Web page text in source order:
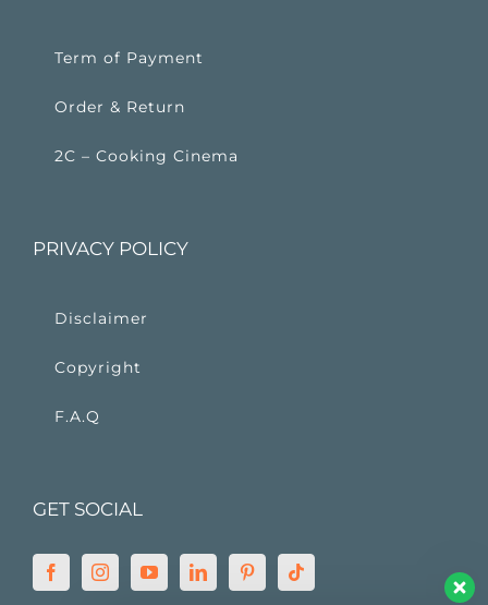
Term of Payment
Order & Return
2C – Cooking Cinema
PRIVACY POLICY
Disclaimer
Copyright
F.A.Q
GET SOCIAL